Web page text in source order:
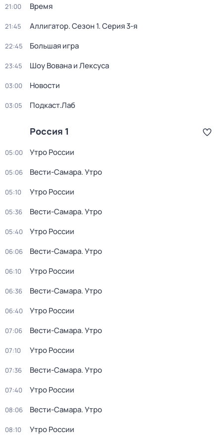
21:00 Время
21:45 Аллигатор. Сезон 1. Серия 3-я
22:45 Большая игра
23:45 Шоу Вована и Лексуса
03:00 Новости
03:05 Подкаст.Лаб
Россия 1
05:00 Утро России
05:06 Вести-Самара. Утро
05:10 Утро России
05:36 Вести-Самара. Утро
05:40 Утро России
06:06 Вести-Самара. Утро
06:10 Утро России
06:36 Вести-Самара. Утро
06:40 Утро России
07:06 Вести-Самара. Утро
07:10 Утро России
07:36 Вести-Самара. Утро
07:40 Утро России
08:06 Вести-Самара. Утро
08:10 Утро России